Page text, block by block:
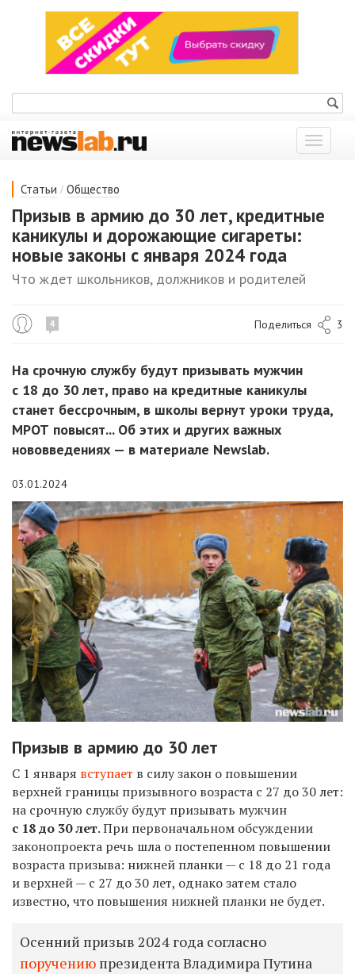
Показать
меню
Статьи / Общество
Призыв в армию до 30 лет, кредитные
каникулы и дорожающие сигареты:
новые законы с января 2024 года
Что ждет школьников, должников и родителей
4 Поделиться 3
На срочную службу будут призывать мужчин
с 18 до 30 лет, право на кредитные каникулы
станет бессрочным, в школы вернут уроки труда,
МРОТ повысят... Об этих и других важных
нововведениях — в материале Newslab.
03.01.2024
Призыв в армию до 30 лет
С 1 января вступает в силу закон о повышении
верхней границы призывного возраста с 27 до 30 лет:
на срочную службу будут призывать мужчин
с 18 до 30 лет. При первоначальном обсуждении
законопроекта речь шла о постепенном повышении
возраста призыва: нижней планки — с 18 до 21 года
и верхней — с 27 до 30 лет, однако затем стало
известно, что повышения нижней планки не будет.
Осенний призыв 2024 года согласно
поручению президента Владимира Путина